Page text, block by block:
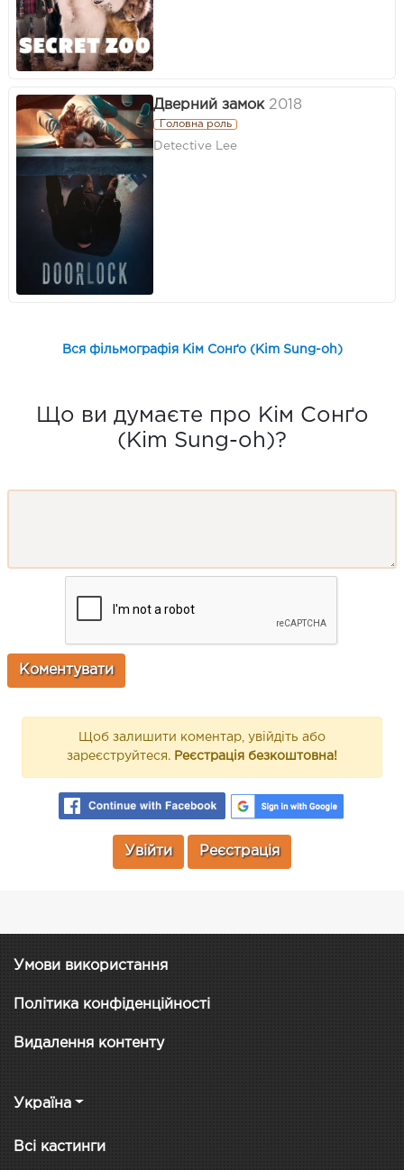
Дверний замок 2018
Головна роль
Detective Lee
Вся фільмографія Кім Сонґо (Kim Sung-oh)
Що ви думаєте про Кім Сонґо
(Kim Sung-oh)?
Щоб залишити коментар, увійдіть або
зареєструйтеся. Реєстрація безкоштовна!
Увійти Реєстрація
Умови використання
Політика конфіденційності
Видалення контенту
Україна
Всі кастинги